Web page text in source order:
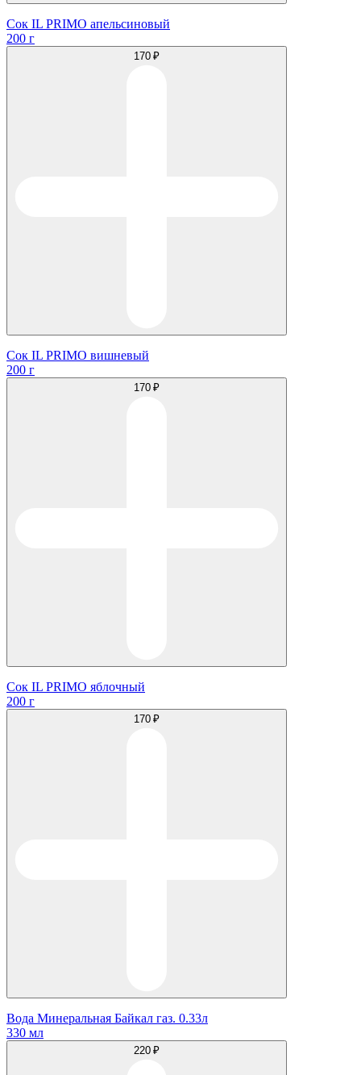
Сок IL PRIMO апельсиновый
200 г
170 ₽
Сок IL PRIMO вишневый
200 г
170 ₽
Сок IL PRIMO яблочный
200 г
170 ₽
Вода Минеральная Байкал газ. 0.33л
330 мл
220 ₽